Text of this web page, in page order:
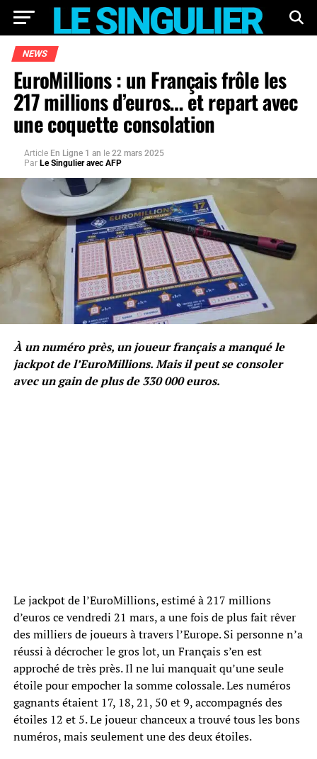
NEWS
EuroMillions : un Français frôle les
217 millions d’euros… et repart avec
une coquette consolation
Article En Ligne 1 an le 22 mars 2025
Par Le Singulier avec AFP
À un numéro près, un joueur français a manqué le
jackpot de l’EuroMillions. Mais il peut se consoler
avec un gain de plus de 330 000 euros.
Le jackpot de l’EuroMillions, estimé à 217 millions
d’euros ce vendredi 21 mars, a une fois de plus fait rêver
des milliers de joueurs à travers l’Europe. Si personne n’a
réussi à décrocher le gros lot, un Français s’en est
approché de très près. Il ne lui manquait qu’une seule
étoile pour empocher la somme colossale. Les numéros
gagnants étaient 17, 18, 21, 50 et 9, accompagnés des
étoiles 12 et 5. Le joueur chanceux a trouvé tous les bons
numéros, mais seulement une des deux étoiles.